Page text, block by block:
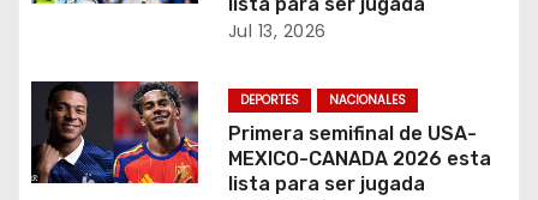
a
s
Jul 13, 2026
DEPORTES NACIONALES
Primera semifinal de USA-
MEXICO-CANADA 2026 esta
lista para ser jugada